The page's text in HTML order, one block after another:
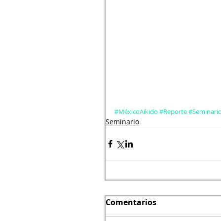
#MéxicoAikido #Reporte
Seminario
Comentarios